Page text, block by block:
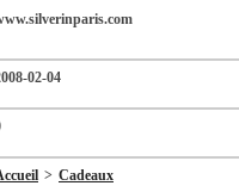
02-04
> Cadeaux